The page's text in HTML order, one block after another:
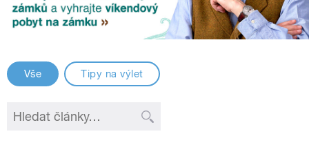
Vše Tipy na výlet